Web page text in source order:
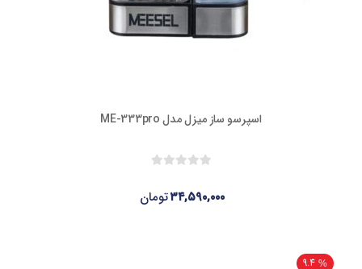
اسپرسو ساز میزل مدل ME-333pro
تومان۳۴,۵۹۰,۰۰۰